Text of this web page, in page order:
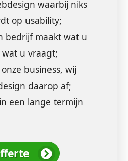
waarbij niks
op usability;
bedrijf maakt wat u
u vraagt;
business, wij
daarop af;
een lange termijn